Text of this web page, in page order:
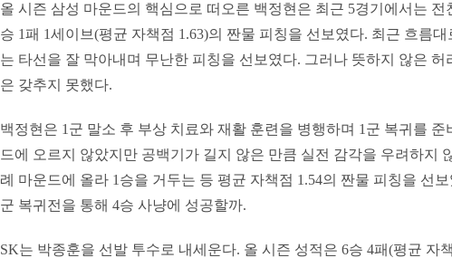
올 시즌 삼성 마운드의 핵심으로 떠오른 백정현은 최근 5경기에서는 전
승 1패 1세이브(평균 자책점 1.63)의 짠물 피칭을 선보였다. 최근 흐름
는 타선을 잘 막아내며 무난한 피칭을 선보였다. 그러나 뜻하지 않은 허
은 갖추지 못했다.
백정현은 1군 말소 후 부상 치료와 재활 훈련을 병행하며 1군 복귀를
드에 오르지 않았지만 공백기가 길지 않은 만큼 실전 감각을 우려하지
례 마운드에 올라 1승을 거두는 등 평균 자책점 1.54의 짠물 피칭을 선
군 복귀전을 통해 4승 사냥에 성공할까.
SK는 박종훈을 선발 투수로 내세운다. 올 시즌 성적은 6승 4패(평균 자